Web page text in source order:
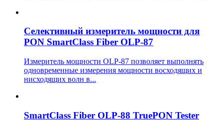
Cелективный измеритель мощности для
PON SmartClass Fiber OLP-87
Измеритель мощности OLP-87 позволяет выполнять
одновременные измерения мощности восходящих и
нисходящих волн в...
SmartClass Fiber OLP-88 TruePON Tester